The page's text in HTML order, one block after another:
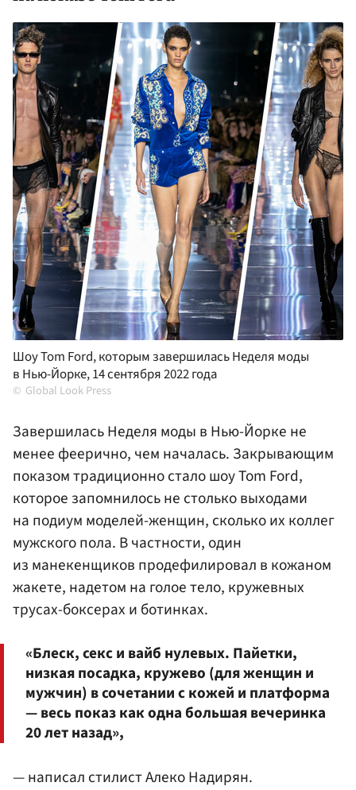
Шоу Tom Ford, которым завершилась Неделя моды
в Нью-Йорке, 14 сентября 2022 года
Global Look Press
Завершилась Неделя моды в Нью-Йорке не
менее феерично, чем началась. Закрывающим
показом традиционно стало шоу Tom Ford,
которое запомнилось не столько выходами
на подиум моделей-женщин, сколько их коллег
мужского пола. В частности, один
из манекенщиков продефилировал в кожаном
жакете, надетом на голое тело, кружевных
трусах-боксерах и ботинках.
«Блеск, секс и вайб нулевых. Пайетки,
низкая посадка, кружево (для женщин и
мужчин) в сочетании с кожей и платформа
— весь показ как одна большая вечеринка
20 лет назад»,
— написал стилист Алеко Надирян.